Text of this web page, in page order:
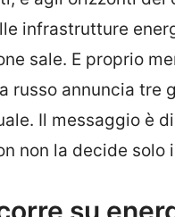
infrastrutture
sale. E proprio
russo annuncia tre
Il messaggio è di
non la decide
su